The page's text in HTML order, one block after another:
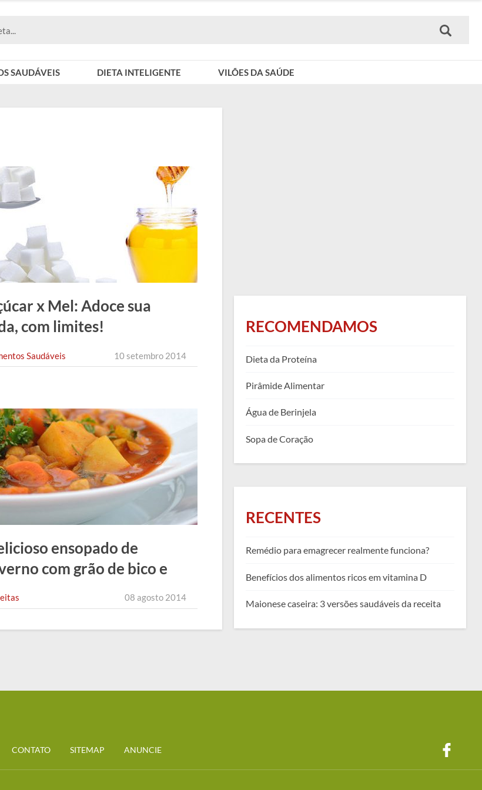
SAUDÁVEIS DIETA INTELIGENTE VILÕES DA SAÚDE
x Mel: Adoce sua
com limites!
Saudáveis 10 setembro 2014
ensopado de
com grão de bico e
08 agosto 2014
RECOMENDAMOS
Dieta da Proteína
Pirâmide Alimentar
Água de Berinjela
Sopa de Coração
RECENTES
Remédio para emagrecer realmente funciona?
Benefícios dos alimentos ricos em vitamina D
Maionese caseira: 3 versões saudáveis da receita
CONTATO SITEMAP ANUNCIE